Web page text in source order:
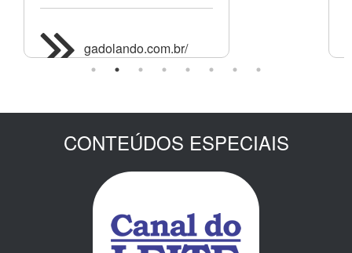
gadolando.com.br/
CONTEÚDOS ESPECIAIS